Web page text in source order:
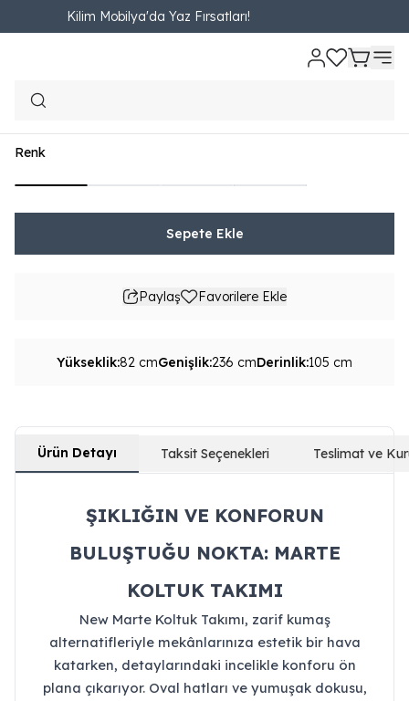
Kilim Mobilya'da Yaz Fırsatları!
Ana Sayfa OTURMA ODASI Üçlü Koltuk / Kanepe
₺ 33,690.00
Renk
Sepete Ekle
Paylaş Favorilere Ekle
Yükseklik:82 cmGenişlik:236 cmDerinlik:105 cm
Ürün Detayı Taksit Seçenekleri Teslimat ve
ŞIKLIĞIN VE KONFORUN
BULUŞTUĞU NOKTA: MARTE
KOLTUK TAKIMI
New Marte Koltuk Takımı, zarif kumaş
alternatifleriyle mekânlarınıza estetik bir hava
katarken, detaylarındaki incelikle konforu ön
plana çıkarıyor. Oval hatları ve yumuşak dokusu,